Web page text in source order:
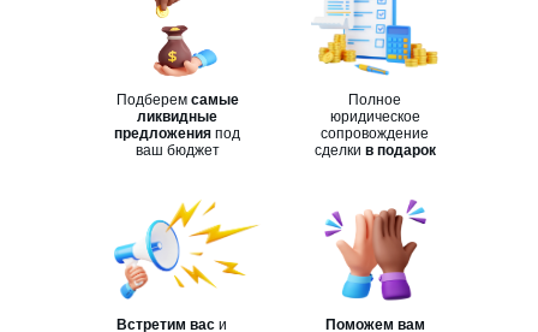
Подберем самые
ликвидные
предложения под
ваш бюджет
Полное
юридическое
сопровождение
сделки в подарок
Встретим вас и
Поможем вам